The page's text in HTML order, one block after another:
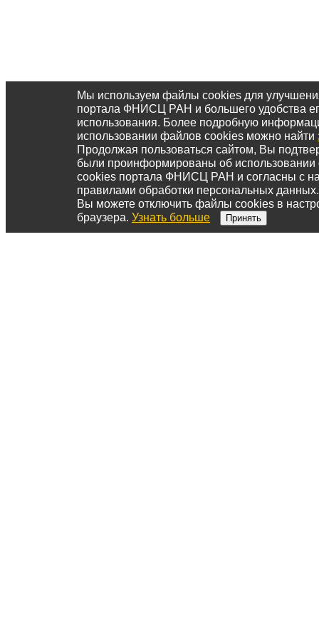
Мы используем файлы cookies для
портала ФНИСЦ РАН и большего удобства
использования. Более подробную
использовании файлов cookies можно найти
Продолжая пользоваться сайтом, Вы
были проинформированы об
cookies портала ФНИСЦ РАН и согласны с
правилами обработки персональных данных.
Вы можете отключить файлы cookies в
браузера. Узнать больше Принять